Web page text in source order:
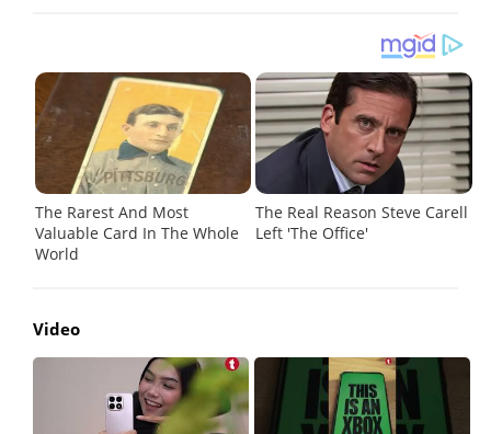
Video